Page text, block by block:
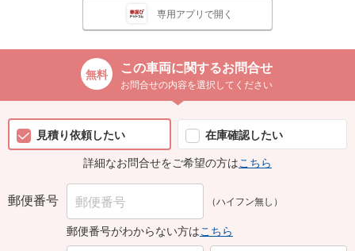
専用アプリで開く
この車両に関するお問合せ
お問合せの内容を選択してください
見積り依頼したい
在庫確認したい
詳細なお問合せをご希望の方はこちら
郵便番号 （ハイフン無し）
郵便番号がわからない方はこちら